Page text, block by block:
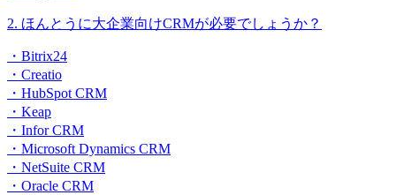
2. ほんとうに大企業向けCRMが必要でしょうか？
・Bitrix24
・Creatio
・HubSpot CRM
・Keap
・Infor CRM
・Microsoft Dynamics CRM
・NetSuite CRM
・Oracle CRM